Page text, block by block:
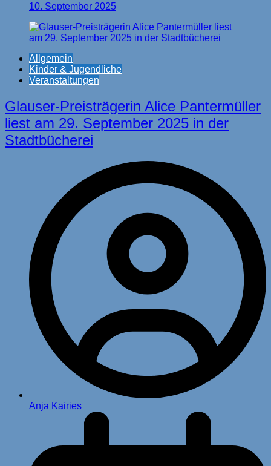
10. September 2025
Allgemein
Kinder & Jugendliche
Veranstaltungen
Glauser-Preisträgerin Alice Pantermüller
liest am 29. September 2025 in der
Stadtbücherei
Anja Kairies